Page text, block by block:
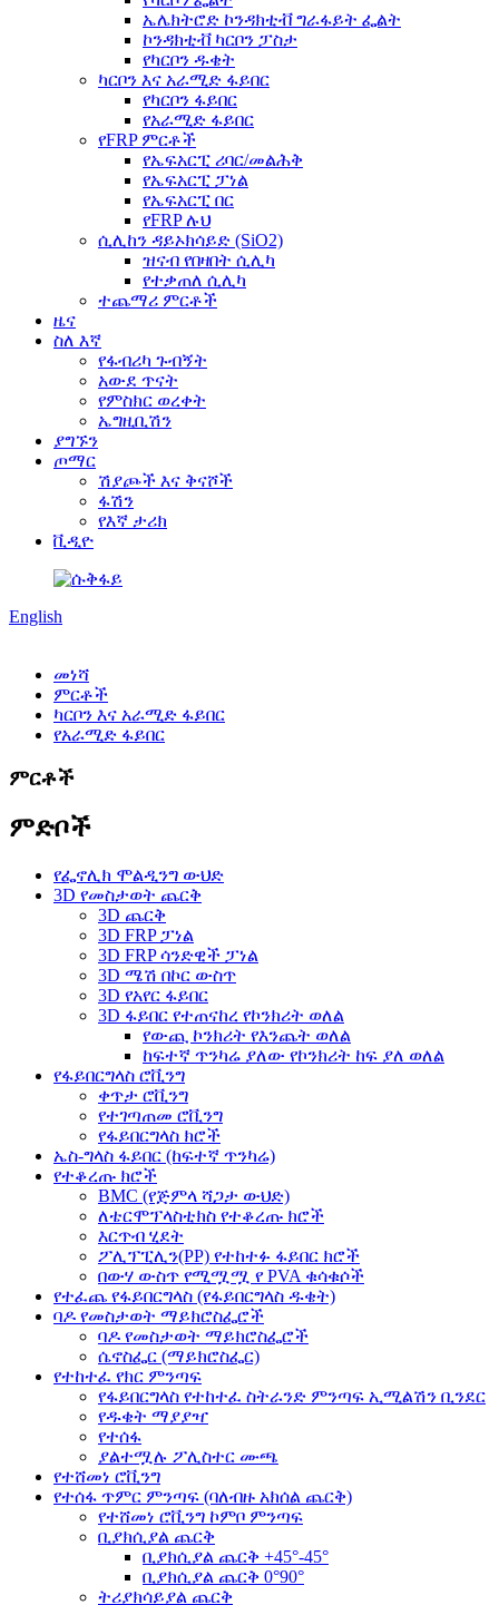
ኤሌክትሮድ ኮንዳክቲቭ ግራፋይት ፌልት
ኮንዳክቲቭ ካርቦን ፓስታ
የካርቦን ዱቄት
ካርቦን እና አራሚድ ፋይበር
የካርቦን ፋይበር
የአራሚድ ፋይበር
የFRP ምርቶች
የኤፍአርፒ ሪባር/መልሕቅ
የኤፍአርፒ ፓነል
የኤፍአርፒ በር
የFRP ሉህ
ሲሊከን ዳይኦክሳይድ (SiO2)
ዝናብ የበዛበት ሲሊካ
የተቃጠለ ሲሊካ
ተጨማሪ ምርቶች
ዜና
ስለ እኛ
የፋብሪካ ጉብኝት
አውደ ጥናት
የምስክር ወረቀት
ኤግዚቢሽን
ያግኙን
ጦማር
ሽያጮች እና ቅናሾች
ፋሽን
የእኛ ታሪክ
ቪዲዮ
English
መነሻ
ምርቶች
ካርቦን እና አራሚድ ፋይበር
የአራሚድ ፋይበር
ምርቶች
ምድቦች
የፌኖሊክ ሞልዲንግ ውህድ
3D የመስታወት ጨርቅ
3D ጨርቅ
3D FRP ፓነል
3D FRP ሳንድዊች ፓነል
3D ሜሽ በኮር ውስጥ
3D የአየር ፋይበር
3D ፋይበር የተጠናከረ የኮንክሪት ወለል
የውጪ ኮንክሪት የእንጨት ወለል
ከፍተኛ ጥንካሬ ያለው የኮንክሪት ከፍ ያለ ወለል
የፋይበርግላስ ሮቪንግ
ቀጥታ ሮቪንግ
የተገጣጠመ ሮቪንግ
የፋይበርግላስ ክሮች
ኤስ-ግላስ ፋይበር (ከፍተኛ ጥንካሬ)
የተቆረጡ ክሮች
BMC (የጅምላ ሻጋታ ውህድ)
ለቴርሞፕላስቲክስ የተቆረጡ ክሮች
እርጥብ ሂደት
ፖሊፕፒሊን(PP) የተከተፉ ፋይበር ክሮች
በውሃ ውስጥ የሚሟሟ የ PVA ቁሳቁሶች
የተፈጨ የፋይበርግላስ (የፋይበርግላስ ዱቄት)
ባዶ የመስታወት ማይክሮስፌሮች
ባዶ የመስታወት ማይክሮስፌሮች
ሴኖስፌር (ማይክሮስፌር)
የተከተፈ የክር ምንጣፍ
የፋይበርግላስ የተከተፈ ስትራንድ ምንጣፍ ኢሚልሽን ቢንደር
የዱቄት ማያያዣ
የተሰፋ
ያልተሟሉ ፖሊስተር ሙጫ
የተሸመነ ሮቪንግ
የተሰፋ ጥምር ምንጣፍ (ባለብዙ አክሰል ጨርቅ)
የተሸመነ ሮቪንግ ኮምቦ ምንጣፍ
ቢያክሲያል ጨርቅ
ቢያክሲያል ጨርቅ +45°-45°
ቢያክሲያል ጨርቅ 0°90°
ትሪያክሳይያል ጨርቅ